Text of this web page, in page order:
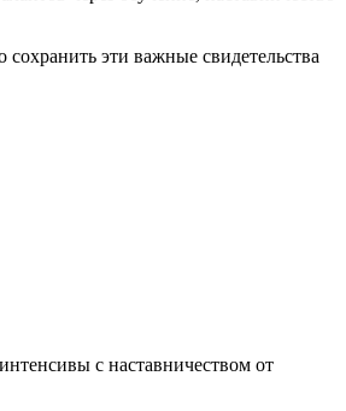
эти важные свидетельства
с наставничеством от